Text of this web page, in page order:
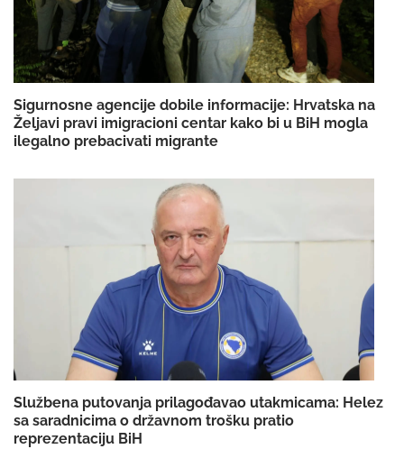
Sigurnosne agencije dobile informacije: Hrvatska na
Željavi pravi imigracioni centar kako bi u BiH mogla
ilegalno prebacivati migrante
Službena putovanja prilagođavao utakmicama: Helez
sa saradnicima o državnom trošku pratio
reprezentaciju BiH